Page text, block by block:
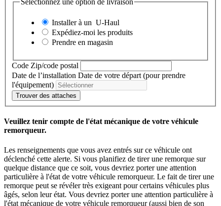
Sélectionnez une option de livraison
Installer à un U-Haul
Expédiez-moi les produits
Prendre en magasin
Code Zip/code postal
Date de l’installation Date de votre départ (pour prendre
l'équipement)
Trouver des attaches
Veuillez tenir compte de l'état mécanique de votre véhicule
remorqueur.
Les renseignements que vous avez entrés sur ce véhicule ont
déclenché cette alerte. Si vous planifiez de tirer une remorque sur
quelque distance que ce soit, vous devriez porter une attention
particulière à l'état de votre véhicule remorqueur. Le fait de tirer une
remorque peut se révéler très exigeant pour certains véhicules plus
âgés, selon leur état. Vous devriez porter une attention particulière à
l'état mécanique de votre véhicule remorqueur (aussi bien de son